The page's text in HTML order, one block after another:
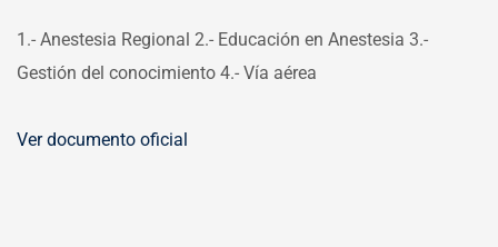
1.- Anestesia Regional 2.- Educación en Anestesia 3.-
Gestión del conocimiento 4.- Vía aérea
Ver documento oficial